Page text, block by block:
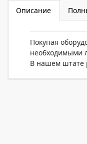
Описание
Покупая
необходимыми
В нашем штате